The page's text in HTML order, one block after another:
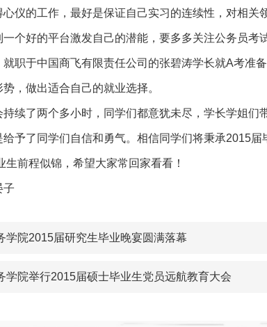
心仪的工作，最好是保证自己实习的连续性，对相
个好的平台激发自己的潜能，要多多关注公务员
职于中国商飞有限责任公司的张碧涛学长就A考准
，做出适合自己的就业选择。
持续了两个多小时，同学们都意犹未尽，学长学姐们
予了同学们自信和勇气。相信同学们将秉承2015
生前程似锦，希望大家常回家看看！
子
学院2015届研究生毕业晚宴圆满落幕
学院举行2015届硕士毕业生党员远航教育大会